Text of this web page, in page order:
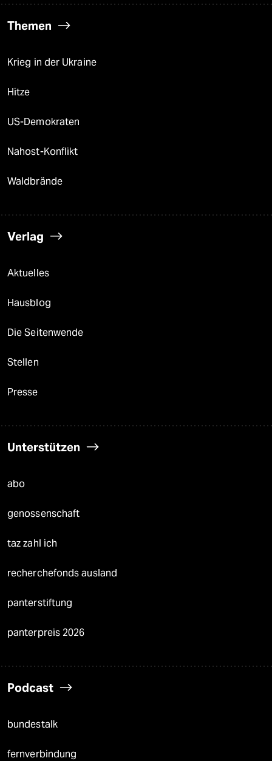
Themen
Krieg in der Ukraine
Hitze
US-Demokraten
Nahost-Konflikt
Waldbrände
Verlag
Aktuelles
Hausblog
Die Seitenwende
Stellen
Presse
Unterstützen
abo
genossenschaft
taz zahl ich
recherchefonds ausland
panterstiftung
panterpreis 2026
Podcast
bundestalk
fernverbindung